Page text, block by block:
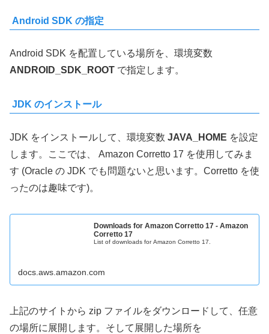
Android SDK の指定
Android SDK を配置している場所を、環境変数
ANDROID_SDK_ROOT で指定します。
JDK のインストール
JDK をインストールして、環境変数 JAVA_HOME を設定
します。ここでは、 Amazon Corretto 17 を使用してみま
す (Oracle の JDK でも問題ないと思います。Corretto を使
ったのは趣味です)。
Downloads for Amazon Corretto 17 - Amazon
Corretto 17
List of downloads for Amazon Corretto 17.
docs.aws.amazon.com
上記のサイトから zip ファイルをダウンロードして、任意
の場所に展開します。そして展開した場所を